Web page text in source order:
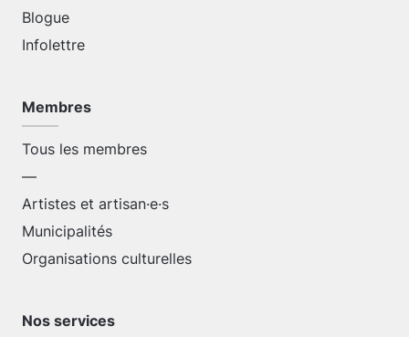
Blogue
Infolettre
Membres
Tous les membres
—
Artistes et artisan·e·s
Municipalités
Organisations culturelles
Nos services